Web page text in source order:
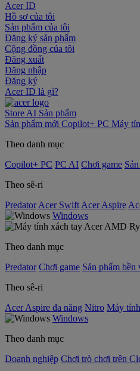
Acer ID
Hồ sơ của tôi
Sản phẩm của tôi
Đăng ký sản phẩm
Cộng đồng của tôi
Đăng xuất
Đăng nhập
Đăng ký
Acer ID là gì?
Store AI Sản phẩm
Sản phẩm mới Copilot+ PC Máy
Theo danh mục
Copilot+ PC PC AI Chơi game
Theo sê-ri
Predator Acer Swift Acer Aspire
Windows
Theo danh mục
Predator Chơi game Sản phẩm bền
Theo sê-ri
Acer Aspire đa năng Nitro Máy
Windows
Theo danh mục
Doanh nghiệp Chơi trò chơi trên